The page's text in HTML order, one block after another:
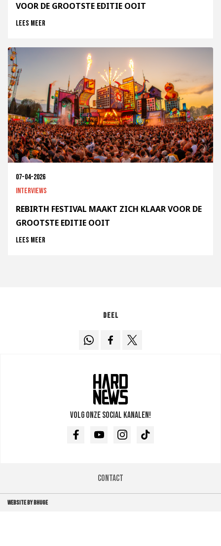
VOOR DE GROOTSTE EDITIE OOIT
Lees meer
07-04-2026
Interviews
REBIRTH FESTIVAL MAAKT ZICH KLAAR VOOR DE
GROOTSTE EDITIE OOIT
Lees meer
Deel
Volg onze social kanalen!
FacebookYoutubeInstagramTikTok
Contact
WEBSITE BY BHUGE